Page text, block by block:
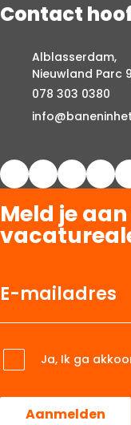
Contact
Alblasserdam,
Nieuwland Parc
078 303 0380
Meld je
Ja, Ik ga
Aanmelden